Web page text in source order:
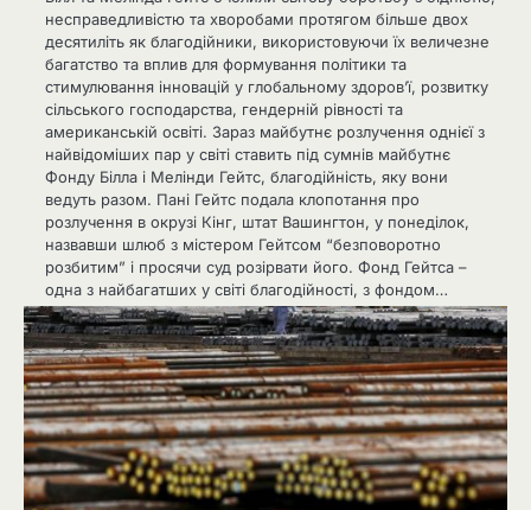
несправедливістю та хворобами протягом більше двох
десятиліть як благодійники, використовуючи їх величезне
багатство та вплив для формування політики та
стимулювання інновацій у глобальному здоров’ї, розвитку
сільського господарства, гендерній рівності та
американській освіті. Зараз майбутнє розлучення однієї з
найвідоміших пар у світі ставить під сумнів майбутнє
Фонду Білла і Мелінди Гейтс, благодійність, яку вони
ведуть разом. Пані Гейтс подала клопотання про
розлучення в окрузі Кінг, штат Вашингтон, у понеділок,
назвавши шлюб з містером Гейтсом “безповоротно
розбитим” і просячи суд розірвати його. Фонд Гейтса –
одна з найбагатших у світі благодійності, з фондом…